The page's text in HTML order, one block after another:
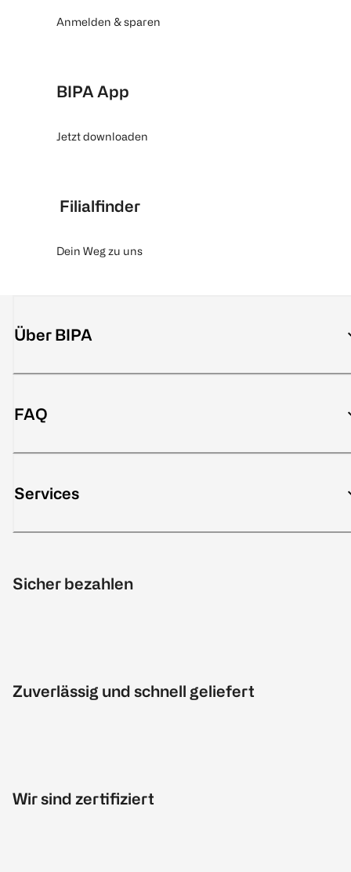
Anmelden & sparen
BIPA App
Jetzt downloaden
Filialfinder
Dein Weg zu uns
Über BIPA
FAQ
Services
Sicher bezahlen
Zuverlässig und schnell geliefert
Wir sind zertifiziert